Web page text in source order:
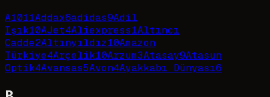
A1011Addax6adidas9Adil
Işık10AJet4Aliexpress1Altıncı
Cadde2Altınyıldız10Amazon
Türkiye4Arçelik10Arzum3Atasay9Atasun
Optik4Avansas5Avon4Ayakkabı Dünyası6